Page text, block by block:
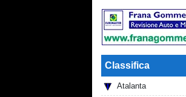
Classifica
Atalanta